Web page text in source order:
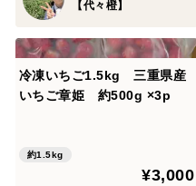
【代々橙】
冷凍いちご1.5kg 三重県産
いちご章姫 約500g ×3p
約1.5kg
¥3,000